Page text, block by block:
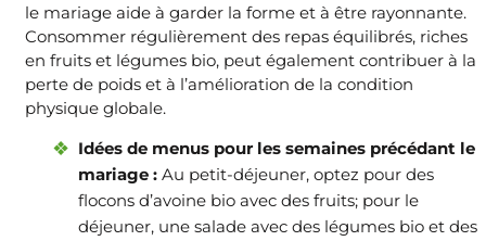
le mariage aide à garder la forme et à être rayonnante.
Consommer régulièrement des repas équilibrés, riches
en fruits et légumes bio, peut également contribuer à la
perte de poids et à l’amélioration de la condition
physique globale.
Idées de menus pour les semaines précédant le
mariage : Au petit-déjeuner, optez pour des
flocons d’avoine bio avec des fruits; pour le
déjeuner, une salade avec des légumes bio et des